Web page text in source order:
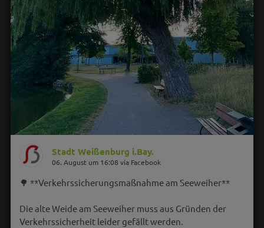
Stadt Weißenburg i.Bay.
06. August um 16:08 via Facebook
🌳 **Verkehrssicherungsmaßnahme am Seeweiher**
Die alte Weide am Seeweiher muss aus Gründen der
Verkehrssicherheit leider gefällt werden.